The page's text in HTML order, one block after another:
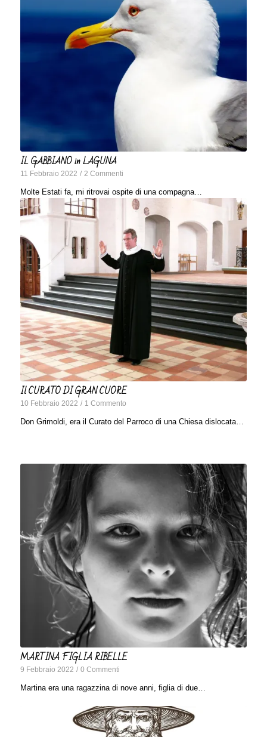
IL GABBIANO in LAGUNA
11 Febbraio 2022 / 2 Commenti
Molte Estati fa, mi ritrovai ospite di una compagna…
Il CURATO DI GRAN CUORE
10 Febbraio 2022 / 1 Commento
Don Grimoldi, era il Curato del Parroco di una Chiesa dislocata…
MARTINA FIGLIA RIBELLE
9 Febbraio 2022 / 0 Commenti
Martina era una ragazzina di nove anni, figlia di due…